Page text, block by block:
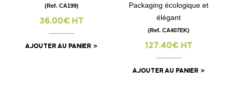
(Ref. CA199)
36.00€ HT
AJOUTER AU PANIER
Packaging écologique et
élégant
(Ref. CA407EK)
127.40€ HT
AJOUTER AU PANIER